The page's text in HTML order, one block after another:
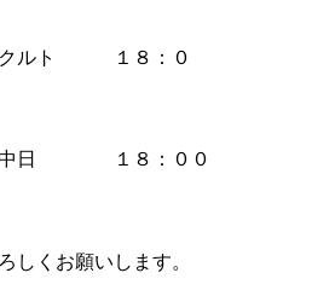
クルト １８：０
中日 １８：００
しくお願いします。